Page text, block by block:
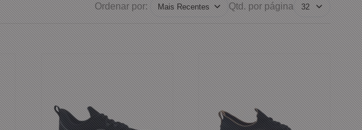
design moderno e alta tecnologia na confecção de seus
inovadoras na sua idealização.
Ordenar por: Qtd. por página